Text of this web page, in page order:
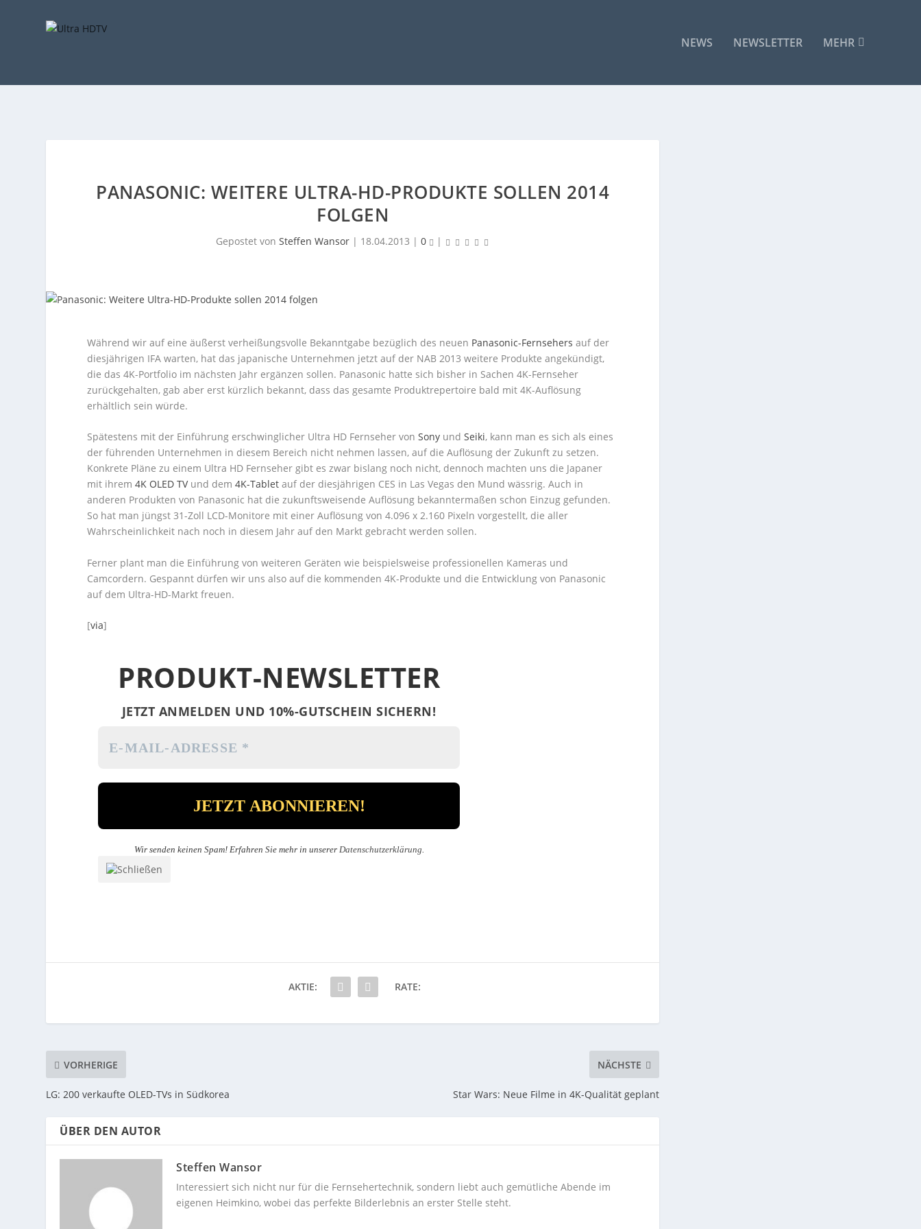
NEWS NEWSLETTER MEHR
PANASONIC: WEITERE ULTRA-HD-PRODUKTE SOLLEN 2014
FOLGEN
Gepostet von Steffen Wansor| 18.04.2013 | 0 |
Während wir auf eine äußerst verheißungsvolle Bekanntgabe bezüglich des neuen Panasonic-Fernsehers auf der
diesjährigen IFA warten, hat das japanische Unternehmen jetzt auf der NAB 2013 weitere Produkte angekündigt,
die das 4K-Portfolio im nächsten Jahr ergänzen sollen. Panasonic hatte sich bisher in Sachen 4K-Fernseher
zurückgehalten, gab aber erst kürzlich bekannt, dass das gesamte Produktrepertoire bald mit 4K-Auflösung
erhältlich sein würde.
Spätestens mit der Einführung erschwinglicher Ultra HD Fernseher vonSony undSeiki, kann man es sich als eines
der führenden Unternehmen in diesem Bereich nicht nehmen lassen, auf die Auflösung der Zukunft zu setzen.
Konkrete Pläne zu einem Ultra HD Fernseher gibt es zwar bislang noch nicht, dennoch machten uns die Japaner
mit ihrem4K OLED TVund dem4K-Tablet auf der diesjährigen CES in Las Vegas den Mund wässrig. Auch in
anderen Produkten von Panasonic hat die zukunftsweisende Auflösung bekanntermaßen schon Einzug gefunden.
So hat man jüngst 31-Zoll LCD-Monitore mit einer Auflösung von 4.096 x 2.160 Pixeln vorgestellt, die aller
Wahrscheinlichkeit nach noch in diesem Jahr auf den Markt gebracht werden sollen.
Ferner plant man die Einführung von weiteren Geräten wie beispielsweise professionellen Kameras und
Camcordern. Gespannt dürfen wir uns also auf die kommenden 4K-Produkte und die Entwicklung von Panasonic
auf dem Ultra-HD-Markt freuen.
[via]
PRODUKT-NEWSLETTER
JETZT ANMELDEN UND 10%-GUTSCHEIN SICHERN!
Wir senden keinen Spam! Erfahren Sie mehr in unserer Datenschutzerklärung.
AKTIE: RATE:
VORHERIGE
LG: 200 verkaufte OLED-TVs in Südkorea
NÄCHSTE
Star Wars: Neue Filme in 4K-Qualität geplant
ÜBER DEN AUTOR
Steffen Wansor
Interessiert sich nicht nur für die Fernsehertechnik, sondern liebt auch gemütliche Abende im
eigenen Heimkino, wobei das perfekte Bilderlebnis an erster Stelle steht.